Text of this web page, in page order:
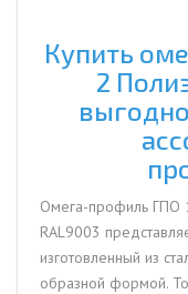
Купить
2
Омега-профиль ГПО
RAL9003
изготовленный из
образной формой.